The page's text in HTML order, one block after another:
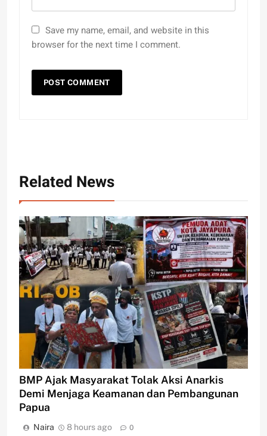
Save my name, email, and website in this
browser for the next time I comment.
Related News
BMP Ajak Masyarakat Tolak Aksi Anarkis
Demi Menjaga Keamanan dan Pembangunan
Papua
Naira 8 hours ago 0